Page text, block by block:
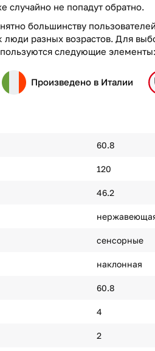
случайно не попадут обратно.
большинству
люди разных возрастов. Для
следующие
Произведено в Италии
60.8
120
46.2
сенсорные
наклонная
60.8
4
2